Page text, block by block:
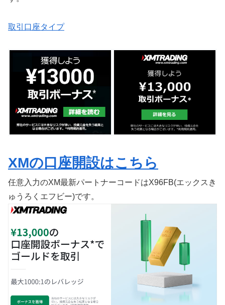
取引口座タイプ
XMの口座開設はこちら
任意入力のXM最新パートナーコードはX96FB(エックスき
ゅうろくエフビー)です。